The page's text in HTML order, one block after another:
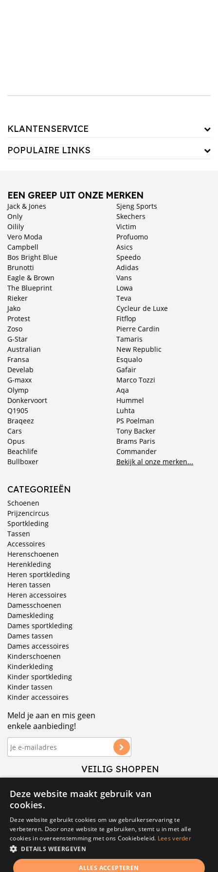
KLANTENSERVICE
POPULAIRE LINKS
EEN GREEP UIT ONZE MERKEN
Jack & Jones
Only
Oilily
Vero Moda
Campbell
Bos Bright Blue
Brunotti
Eagle & Brown
The Blueprint
Rieker
Jako
Protest
Zoso
Sjeng Sports
Skechers
Victim
Profuomo
Asics
Speedo
Adidas
Vans
Lowa
Teva
Cycleur de Luxe
Fitflop
Pierre Cardin
G-Star
Australian
Fransa
Develab
G-maxx
Olymp
Donkervoort
Q1905
Braqeez
Cars
Opus
Beachlife
Bullboxer
Tamaris
New Republic
Esqualo
Gafair
Marco Tozzi
Aqa
Hummel
Luhta
PS Poelman
Tony Backer
Brams Paris
Commander
Bekijk al onze merken...
CATEGORIEËN
Schoenen
Prijzencircus
Sportkleding
Tassen
Accessoires
Herenschoenen
Herenkleding
Heren sportkleding
Heren tassen
Heren accessoires
Damesschoenen
Dameskleding
Dames sportkleding
Dames tassen
Dames accessoires
Kinderschoenen
Kinderkleding
Kinder sportkleding
Kinder tassen
Kinder accessoires
Meld je aan en mis geen
enkele aanbieding!
VEILIG SHOPPEN
Deze website maakt gebruik van
cookies.
Deze website gebruikt cookies om uw gebruikerservaring te
verbeteren. Door onze website te gebruiken, stemt u in met alle
cookies in overeenstemming met ons Cookiebeleid. Lees verder
DETAILS WEERGEVEN
ALLES ACCEPTEREN